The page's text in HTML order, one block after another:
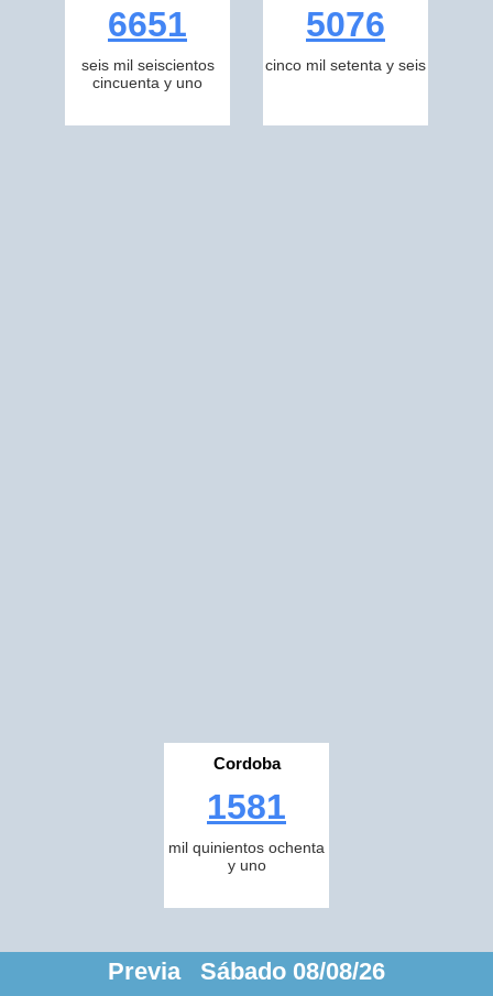
6651
seis mil seiscientos
cincuenta y uno
5076
cinco mil setenta y seis
Cordoba
1581
mil quinientos ochenta
y uno
Previa Sábado 08/08/26